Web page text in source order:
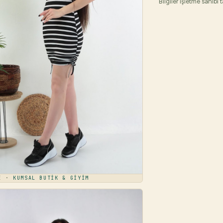
· KUMSAL BUTİK & GİYİM